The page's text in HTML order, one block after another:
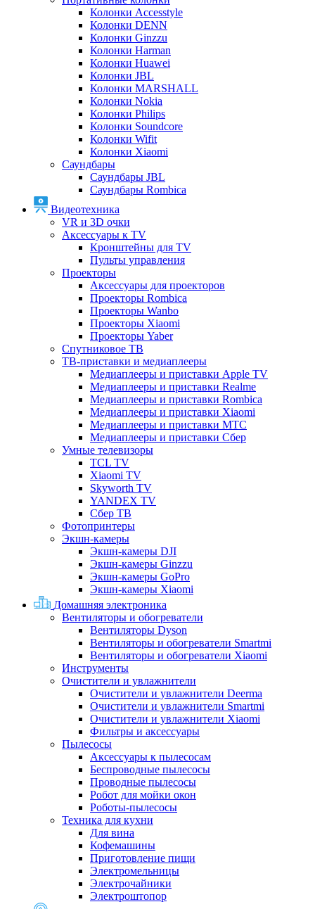
Колонки Accesstyle
Колонки DENN
Колонки Ginzzu
Колонки Harman
Колонки Huawei
Колонки JBL
Колонки MARSHALL
Колонки Nokia
Колонки Philips
Колонки Soundcore
Колонки Wifit
Колонки Xiaomi
Саундбары
Саундбары JBL
Саундбары Rombica
Видеотехника
VR и 3D очки
Аксессуары к TV
Кронштейны для TV
Пульты управления
Проекторы
Аксессуары для проекторов
Проекторы Rombica
Проекторы Wanbo
Проекторы Xiaomi
Проекторы Yaber
Спутниковое ТВ
ТВ-приставки и медиаплееры
Медиаплееры и приставки Apple TV
Медиаплееры и приставки Realme
Медиаплееры и приставки Rombica
Медиаплееры и приставки Xiaomi
Медиаплееры и приставки МТС
Медиаплееры и приставки Сбер
Умные телевизоры
TCL TV
Xiaomi TV
Skyworth TV
YANDEX TV
Сбер ТВ
Фотопринтеры
Экшн-камеры
Экшн-камеры DJI
Экшн-камеры Ginzzu
Экшн-камеры GoPro
Экшн-камеры Xiaomi
Домашняя электроника
Вентиляторы и обогреватели
Вентиляторы Dyson
Вентиляторы и обогреватели Smartmi
Вентиляторы и обогреватели Xiaomi
Инструменты
Очистители и увлажнители
Очистители и увлажнители Deerma
Очистители и увлажнители Smartmi
Очистители и увлажнители Xiaomi
Фильтры и аксессуары
Пылесосы
Аксессуары к пылесосам
Беспроводные пылесосы
Проводные пылесосы
Робот для мойки окон
Роботы-пылесосы
Техника для кухни
Для вина
Кофемашины
Приготовление пищи
Электромельницы
Электрочайники
Электроштопор